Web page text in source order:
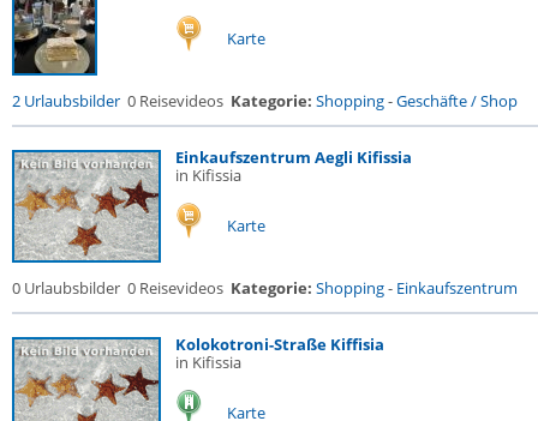
Karte
2 Urlaubsbilder 0 Reisevideos Kategorie: Shopping-Geschäfte / Shop
Einkaufszentrum Aegli Kifissia
in Kifissia
Karte
0 Urlaubsbilder 0 Reisevideos Kategorie: Shopping- Einkaufszentrum
Kolokotroni-Straße Kiffisia
in Kifissia
Karte